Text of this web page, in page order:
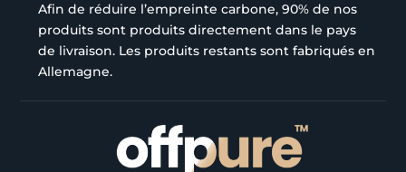
Afin de réduire l’empreinte carbone, 90% de nos
produits sont produits directement dans le pays
de livraison. Les produits restants sont fabriqués en
Allemagne.